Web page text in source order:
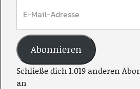
Abonnieren
Schließe dich 1.019 anderen
an